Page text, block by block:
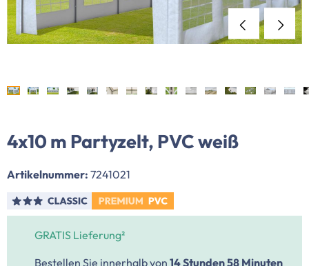
4x10 m Partyzelt, PVC weiß
Artikelnummer: 7241021
GRATIS Lieferung²
Bestellen Sie innerhalb von 14 Stunden58 Minuten